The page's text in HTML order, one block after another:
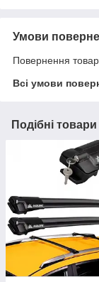
Умови
Повернення
Всі умови
Подібні товари